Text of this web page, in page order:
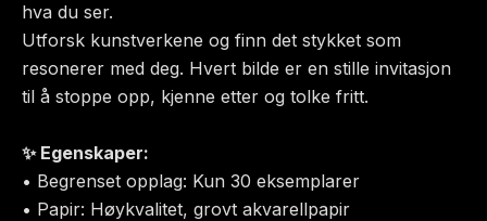
hva du ser.
Utforsk kunstverkene og finn det stykket som
resonerer med deg. Hvert bilde er en stille invitasjon
til å stoppe opp, kjenne etter og tolke fritt.
✨ Egenskaper:
• Begrenset opplag: Kun 30 eksemplarer
• Papir: Høykvalitet, grovt akvarellpapir